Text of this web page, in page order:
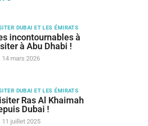
DUBAI ET LES ÉMIRATS
incontournables à
à Abu Dhabi !
14 mars 2026
DUBAI ET LES ÉMIRATS
Ras Al Khaimah
Dubai !
11 juillet 2025